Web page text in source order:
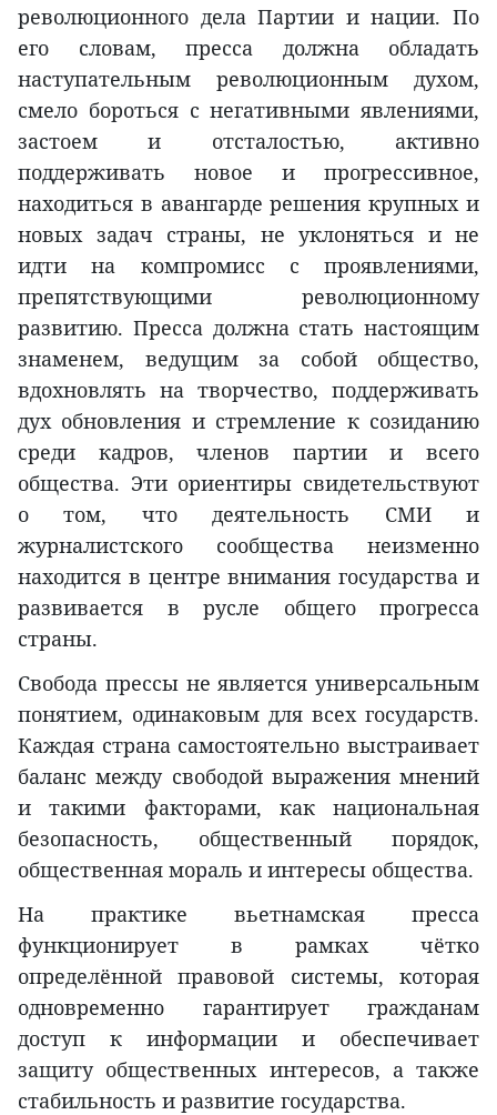
революционного дела Партии и нации. По
его словам, пресса должна обладать
наступательным революционным духом,
смело бороться с негативными явлениями,
застоем и отсталостью, активно
поддерживать новое и прогрессивное,
находиться в авангарде решения крупных и
новых задач страны, не уклоняться и не
идти на компромисс с проявлениями,
препятствующими революционному
развитию. Пресса должна стать настоящим
знаменем, ведущим за собой общество,
вдохновлять на творчество, поддерживать
дух обновления и стремление к созиданию
среди кадров, членов партии и всего
общества. Эти ориентиры свидетельствуют
о том, что деятельность СМИ и
журналистского сообщества неизменно
находится в центре внимания государства и
развивается в русле общего прогресса
страны.
Свобода прессы не является универсальным
понятием, одинаковым для всех государств.
Каждая страна самостоятельно выстраивает
баланс между свободой выражения мнений
и такими факторами, как национальная
безопасность, общественный порядок,
общественная мораль и интересы общества.
На практике вьетнамская пресса
функционирует в рамках чётко
определённой правовой системы, которая
одновременно гарантирует гражданам
доступ к информации и обеспечивает
защиту общественных интересов, а также
стабильность и развитие государства.